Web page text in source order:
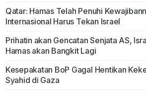
Qatar: Hamas Telah Penuhi
Internasional Harus Tekan Israel
Prihatin akan Gencatan Senjata AS,
Hamas akan Bangkit Lagi
Kesepakatan BoP Gagal Hentikan
Syahid di Gaza